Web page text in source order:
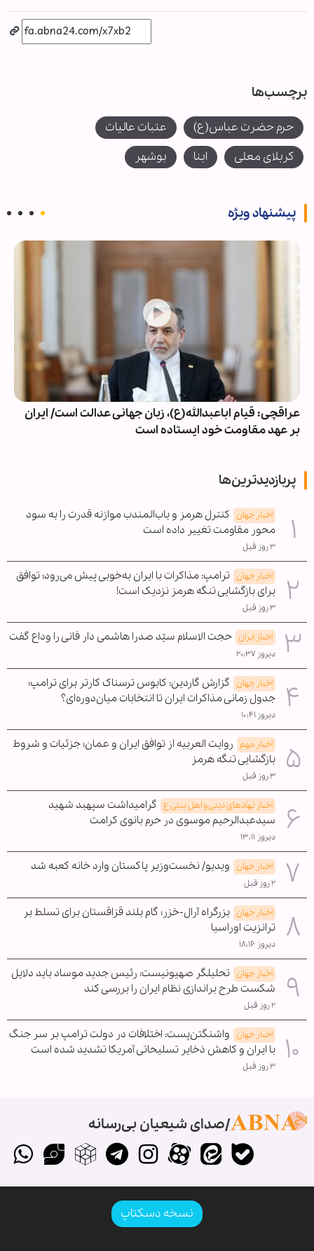
برچسب‌ها
حرم حضرت عباس(ع)
عتبات عالیات
کربلای معلی
ابنا بوشهر
پیشنهاد ویژه
عراقچی: قیام اباعبدالله(ع)، زبان جهانی عدالت است/ ایران
بر عهد مقاومت خود ایستاده است
پربازدیدترین‌ها
اخبار جهان کنترل هرمز و باب‌المندب موازنه قدرت را به سود
محور مقاومت تغییر داده است
۳ روز قبل
اخبار جهان ترامپ: مذاکرات با ایران به‌خوبی پیش می‌رود؛ توافق
برای بازگشایی تنگه هرمز نزدیک است!
۳ روز قبل
اخبار ایران حجت الاسلام سیّد صدرا هاشمی دار فانی را وداع گفت
دیروز ۲۰:۳۷
اخبار جهان گزارش گاردین: کابوس ترسناک کارتر برای ترامپ؛
جدول زمانی مذاکرات ایران تا انتخابات میان‌دوره‌ای؟
دیروز ۱۰:۴۱
اخبار مهم روایت العربیه از توافق ایران و عمان؛ جزئیات و شروط
بازگشایی تنگه هرمز
۳ روز قبل
اخبار نهادهای دینی و اهل بیتی ع گرامیداشت سپهبد شهید
سیدعبدالرحیم موسوی در حرم بانوی کرامت
دیروز ۱۳:۱۱
اخبار جهان ویدیو/ نخست‌وزیر پاکستان وارد خانه کعبه شد
۲ روز قبل
اخبار جهان بزرگراه آرال-خزر؛ گام بلند قزاقستان برای تسلط بر
ترانزیت اوراسیا
دیروز ۱۸:۱۶
اخبار جهان تحلیلگر صهیونیست: رئیس جدید موساد باید دلایل
شکست طرح براندازی نظام ایران را بررسی کند
۲ روز قبل
اخبار جهان واشنگتن‌پست: اختلافات در دولت ترامپ بر سر جنگ
با ایران و کاهش ذخایر تسلیحاتی آمریکا تشدید شده است
۳ روز قبل
صدای شیعیان بی‌رسانه
نسخه دسکتاپ